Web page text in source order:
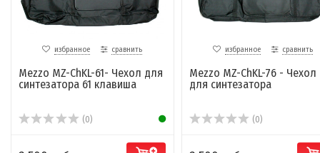
избранное сравнить
Mezzo MZ-ChKL-61- Чехол для
синтезатора 61 клавиша
(0)
избранное сравнить
Mezzo MZ-ChKL-76 - Чехол
для синтезатора
(0)